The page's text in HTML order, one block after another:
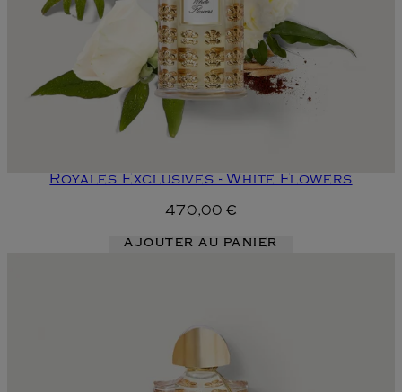
Royales Exclusives - White Flowers
470,00 €
AJOUTER AU PANIER